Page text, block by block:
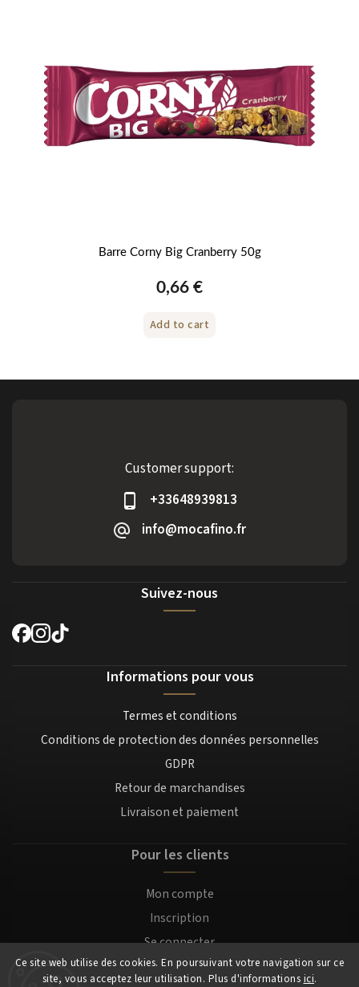
Ce site web utilise des cookies. En poursuivant votre navigation sur ce
site, vous acceptez leur utilisation. Plus d'informations ici.
Barre Corny Big Cranberry 50g
0,66 €
Add to cart
Customer support:
+33648939813
info@mocafino.fr
Suivez-nous
Informations pour vous
Termes et conditions
Conditions de protection des données personnelles
GDPR
Retour de marchandises
Livraison et paiement
Pour les clients
Mon compte
Inscription
Se connecter